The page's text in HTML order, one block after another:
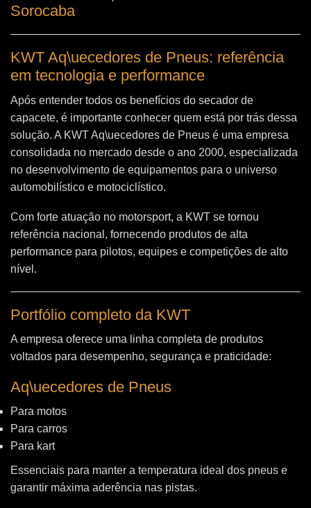
Sorocaba
KWT Aq\uecedores de Pneus: referência
em tecnologia e performance
Após entender todos os benefícios do secador de
capacete, é importante conhecer quem está por trás dessa
solução. A KWT Aq\uecedores de Pneus é uma empresa
consolidada no mercado desde o ano 2000, especializada
no desenvolvimento de equipamentos para o universo
automobilístico e motociclístico.
Com forte atuação no motorsport, a KWT se tornou
referência nacional, fornecendo produtos de alta
performance para pilotos, equipes e competições de alto
nível.
Portfólio completo da KWT
A empresa oferece uma linha completa de produtos
voltados para desempenho, segurança e praticidade:
Aq\uecedores de Pneus
Para motos
Para carros
Para kart
Essenciais para manter a temperatura ideal dos pneus e
garantir máxima aderência nas pistas.